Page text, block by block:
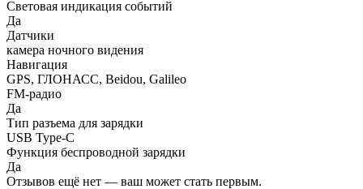
Световая индикация событий
Да
Датчики
камера ночного видения
Навигация
GPS, ГЛОНАСС, Beidou, Galileo
FM-радио
Да
Тип разъема для зарядки
USB Type-C
Функция беспроводной зарядки
Да
Отзывов ещё нет — ваш может стать первым.